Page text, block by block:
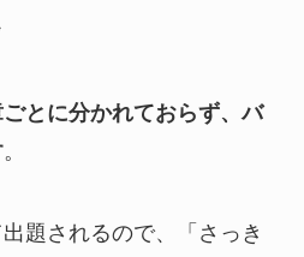
とに分かれておらず、バ
。
題されるので、「さっき